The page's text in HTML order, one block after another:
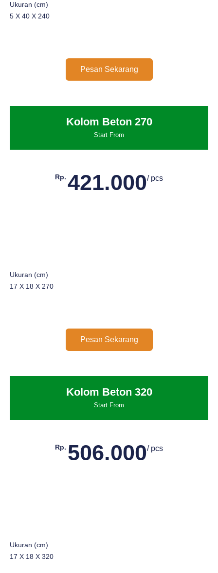
Ukuran (cm)
5 X 40 X 240
Pesan Sekarang
Kolom Beton 270
Start From
Rp. 421.000/ pcs
Ukuran (cm)
17 X 18 X 270
Pesan Sekarang
Kolom Beton 320
Start From
Rp. 506.000/ pcs
Ukuran (cm)
17 X 18 X 320